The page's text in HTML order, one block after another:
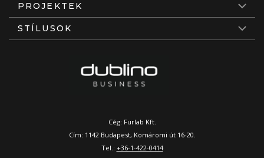
PROJEKTEK
STÍLUSOK
Cég: Furlab Kft.
Cím: 1142 Budapest, Komáromi út 16-20.
Tel.: +36-1-422-0414